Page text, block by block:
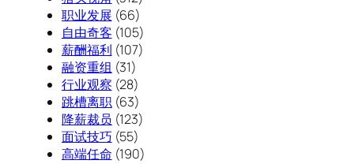
职业发展 (66)
自由奇客 (105)
薪酬福利 (107)
融资重组 (31)
行业观察 (28)
跳槽离职(63)
降薪裁员 (123)
面试技巧 (55)
高端任命 (190)